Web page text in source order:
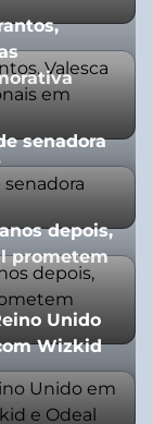
senadora
depois,
prometem
Unido
Wizkid